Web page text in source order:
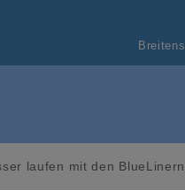
laufen mit den BlueLinern